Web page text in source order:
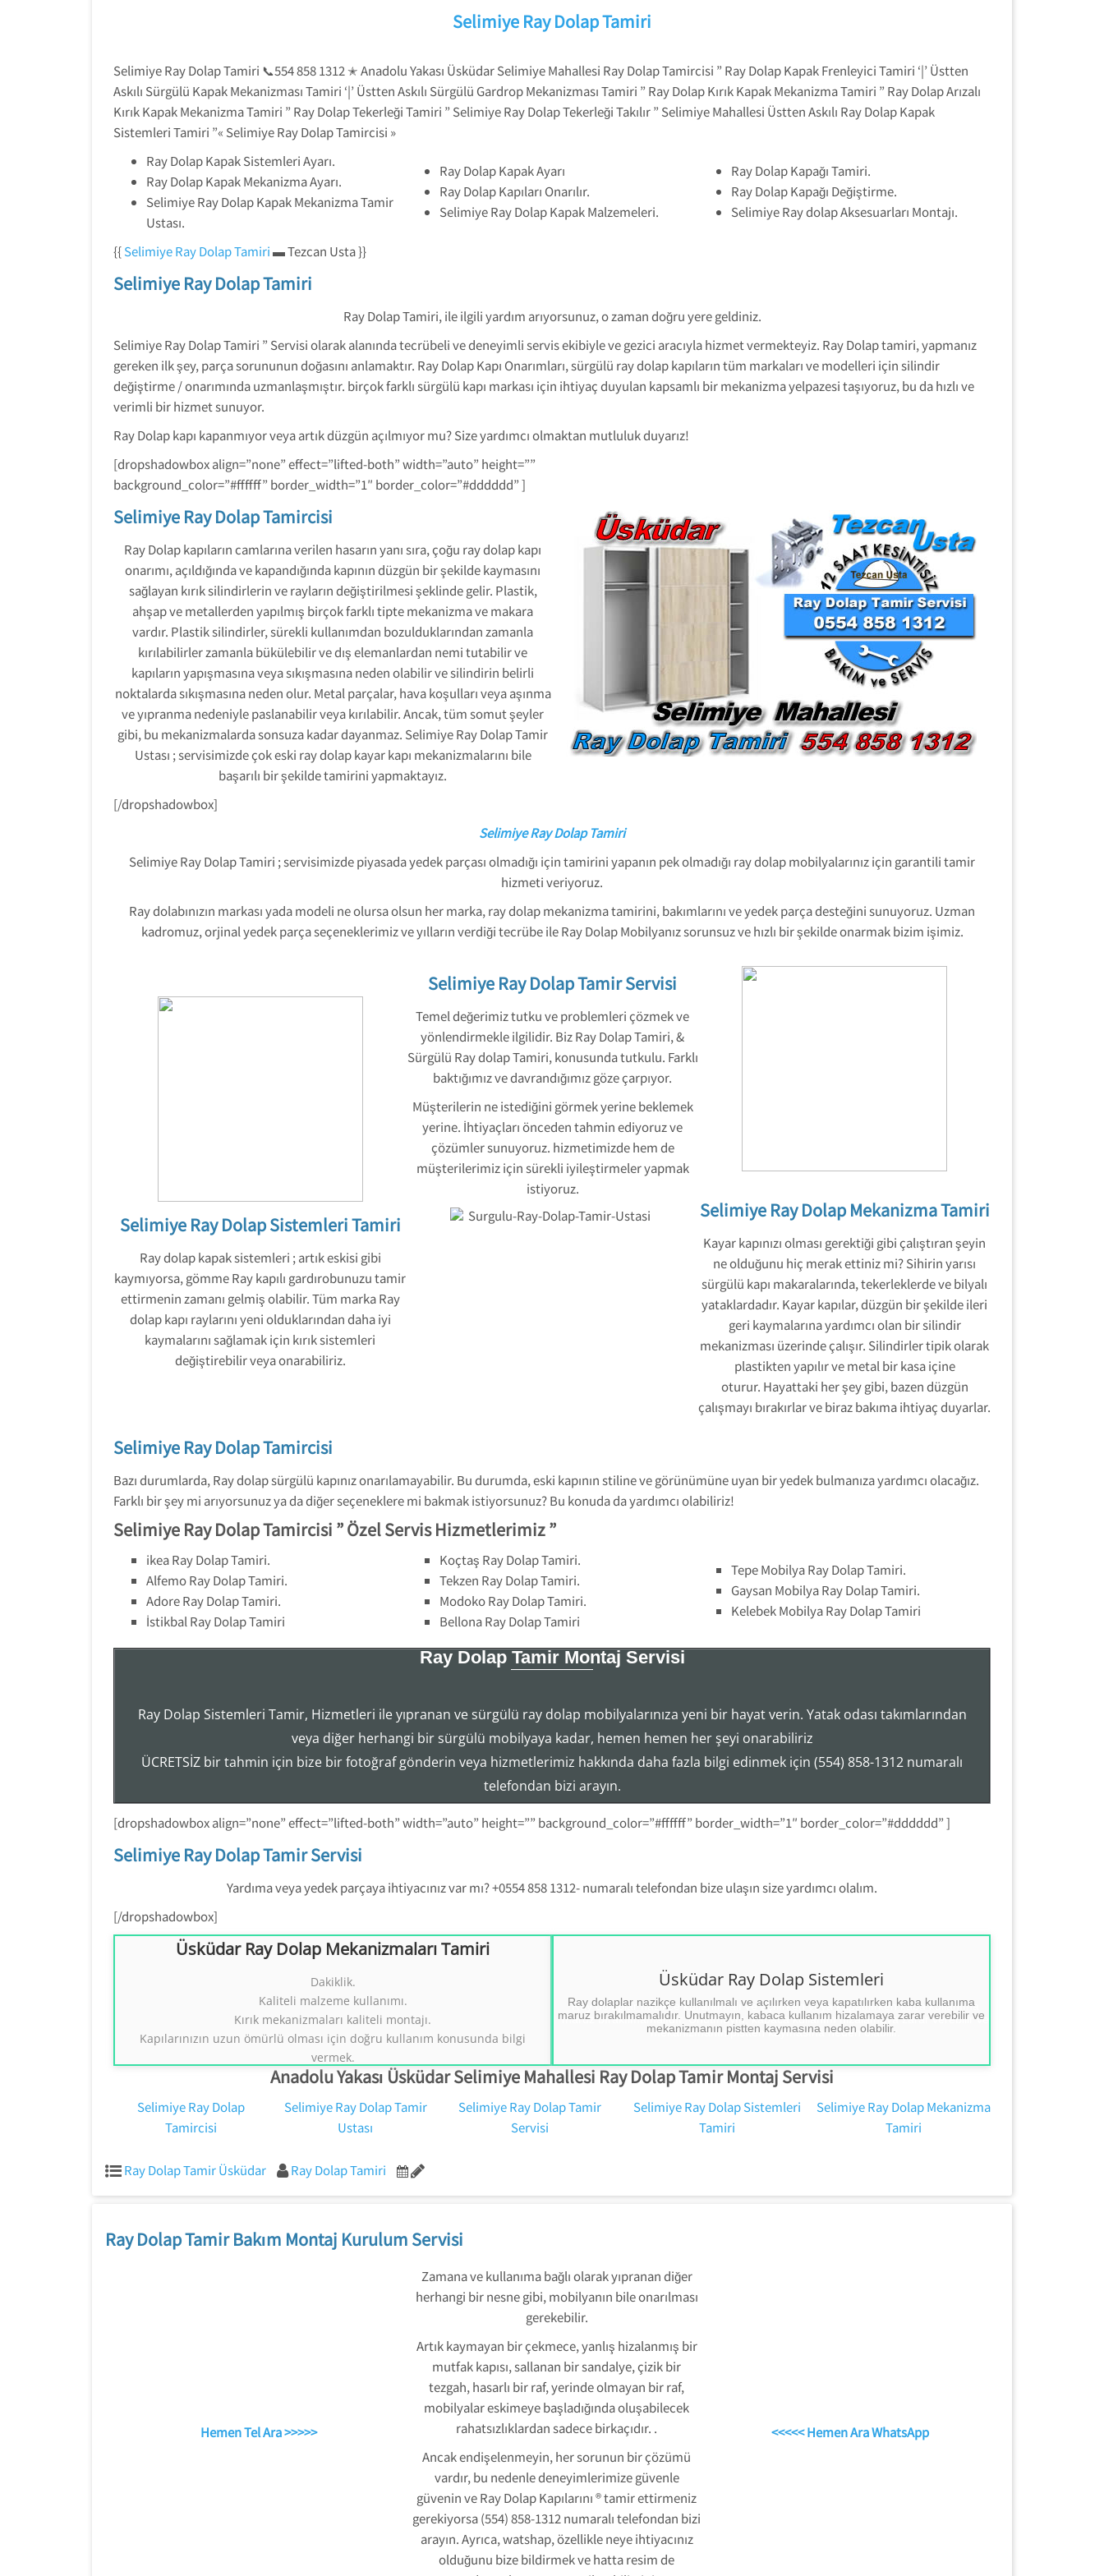
Selimiye Ray Dolap Tamiri
Selimiye Ray Dolap Tamiri 📞554 858 1312 ✭ Anadolu Yakası Üsküdar Selimiye Mahallesi Ray Dolap Tamircisi ” Ray Dolap Kapak Frenleyici Tamiri ‘|’ Üstten
Askılı Sürgülü Kapak Mekanizması Tamiri ‘|’ Üstten Askılı Sürgülü Gardrop Mekanizması Tamiri ” Ray Dolap Kırık Kapak Mekanizma Tamiri ” Ray Dolap Arızalı
Kırık Kapak Mekanizma Tamiri ” Ray Dolap Tekerleği Tamiri ” Selimiye Ray Dolap Tekerleği Takılır ” Selimiye Mahallesi Üstten Askılı Ray Dolap Kapak
Sistemleri Tamiri ”« Selimiye Ray Dolap Tamircisi »
Ray Dolap Kapak Sistemleri Ayarı.
Ray Dolap Kapak Mekanizma Ayarı.
Selimiye Ray Dolap Kapak Mekanizma Tamir
Ustası.
Ray Dolap Kapak Ayarı
Ray Dolap Kapıları Onarılır.
Selimiye Ray Dolap Kapak Malzemeleri.
Ray Dolap Kapağı Tamiri.
Ray Dolap Kapağı Değiştirme.
Selimiye Ray dolap Aksesuarları Montajı.
{{Selimiye Ray Dolap Tamiri▬ Tezcan Usta }}
Selimiye Ray Dolap Tamiri
Ray Dolap Tamiri, ile ilgili yardım arıyorsunuz, o zaman doğru yere geldiniz.
Selimiye Ray Dolap Tamiri ” Servisi olarak alanında tecrübeli ve deneyimli servis ekibiyle ve gezici aracıyla hizmet vermekteyiz. Ray Dolap tamiri, yapmanız
gereken ilk şey, parça sorununun doğasını anlamaktır. Ray Dolap Kapı Onarımları, sürgülü ray dolap kapıların tüm markaları ve modelleri için silindir
değiştirme / onarımında uzmanlaşmıştır. birçok farklı sürgülü kapı markası için ihtiyaç duyulan kapsamlı bir mekanizma yelpazesi taşıyoruz, bu da hızlı ve
verimli bir hizmet sunuyor.
Ray Dolap kapı kapanmıyor veya artık düzgün açılmıyor mu? Size yardımcı olmaktan mutluluk duyarız!
[dropshadowbox align=”none” effect=”lifted-both” width=”auto” height=””
background_color=”#ffffff” border_width=”1″ border_color=”#dddddd” ]
Selimiye Ray Dolap Tamircisi
Ray Dolap kapıların camlarına verilen hasarın yanı sıra, çoğu ray dolap kapı
onarımı, açıldığında ve kapandığında kapının düzgün bir şekilde kaymasını
sağlayan kırık silindirlerin ve rayların değiştirilmesi şeklinde gelir. Plastik,
ahşap ve metallerden yapılmış birçok farklı tipte mekanizma ve makara
vardır. Plastik silindirler, sürekli kullanımdan bozulduklarından zamanla
kırılabilirler zamanla bükülebilir ve dış elemanlardan nemi tutabilir ve
kapıların yapışmasına veya sıkışmasına neden olabilir ve silindirin belirli
noktalarda sıkışmasına neden olur. Metal parçalar, hava koşulları veya aşınma
ve yıpranma nedeniyle paslanabilir veya kırılabilir. Ancak, tüm somut şeyler
gibi, bu mekanizmalarda sonsuza kadar dayanmaz. Selimiye Ray Dolap Tamir
Ustası ; servisimizde çok eski ray dolap kayar kapı mekanizmalarını bile
başarılı bir şekilde tamirini yapmaktayız.
[/dropshadowbox]
Selimiye Ray Dolap Tamiri
Selimiye Ray Dolap Tamiri ; servisimizde piyasada yedek parçası olmadığı için tamirini yapanın pek olmadığı ray dolap mobilyalarınız için garantili tamir
hizmeti veriyoruz.
Ray dolabınızın markası yada modeli ne olursa olsun her marka, ray dolap mekanizma tamirini, bakımlarını ve yedek parça desteğini sunuyoruz. Uzman
kadromuz, orjinal yedek parça seçeneklerimiz ve yılların verdiği tecrübe ile Ray Dolap Mobilyanız sorunsuz ve hızlı bir şekilde onarmak bizim işimiz.
Selimiye Ray Dolap Sistemleri Tamiri
Ray dolap kapak sistemleri ; artık eskisi gibi
kaymıyorsa, gömme Ray kapılı gardırobunuzu tamir
ettirmenin zamanı gelmiş olabilir. Tüm marka Ray
dolap kapı raylarını yeni olduklarından daha iyi
kaymalarını sağlamak için kırık sistemleri
değiştirebilir veya onarabiliriz.
Selimiye Ray Dolap Tamir Servisi
Temel değerimiz tutku ve problemleri çözmek ve
yönlendirmekle ilgilidir. Biz Ray Dolap Tamiri, &
Sürgülü Ray dolap Tamiri, konusunda tutkulu. Farklı
baktığımız ve davrandığımız göze çarpıyor.
Müşterilerin ne istediğini görmek yerine beklemek
yerine. İhtiyaçları önceden tahmin ediyoruz ve
çözümler sunuyoruz. hizmetimizde hem de
müşterilerimiz için sürekli iyileştirmeler yapmak
istiyoruz.
Selimiye Ray Dolap Mekanizma Tamiri
Kayar kapınızı olması gerektiği gibi çalıştıran şeyin
ne olduğunu hiç merak ettiniz mi? Sihirin yarısı
sürgülü kapı makaralarında, tekerleklerde ve bilyalı
yataklardadır. Kayar kapılar, düzgün bir şekilde ileri
geri kaymalarına yardımcı olan bir silindir
mekanizması üzerinde çalışır. Silindirler tipik olarak
plastikten yapılır ve metal bir kasa içine
oturur. Hayattaki her şey gibi, bazen düzgün
çalışmayı bırakırlar ve biraz bakıma ihtiyaç duyarlar.
Selimiye Ray Dolap Tamircisi
Bazı durumlarda, Ray dolap sürgülü kapınız onarılamayabilir. Bu durumda, eski kapının stiline ve görünümüne uyan bir yedek bulmanıza yardımcı olacağız.
Farklı bir şey mi arıyorsunuz ya da diğer seçeneklere mi bakmak istiyorsunuz? Bu konuda da yardımcı olabiliriz!
Selimiye Ray Dolap Tamircisi ” Özel Servis Hizmetlerimiz ”
ikea Ray Dolap Tamiri.
Alfemo Ray Dolap Tamiri.
Adore Ray Dolap Tamiri.
İstikbal Ray Dolap Tamiri
Koçtaş Ray Dolap Tamiri.
Tekzen Ray Dolap Tamiri.
Modoko Ray Dolap Tamiri.
Bellona Ray Dolap Tamiri
Tepe Mobilya Ray Dolap Tamiri.
Gaysan Mobilya Ray Dolap Tamiri.
Kelebek Mobilya Ray Dolap Tamiri
Ray Dolap Tamir Montaj Servisi
Ray Dolap Sistemleri Tamir, Hizmetleri ile yıpranan ve sürgülü ray dolap mobilyalarınıza yeni bir hayat verin. Yatak odası takımlarından
veya diğer herhangi bir sürgülü mobilyaya kadar, hemen hemen her şeyi onarabiliriz
ÜCRETSİZ bir tahmin için bize bir fotoğraf gönderin veya hizmetlerimiz hakkında daha fazla bilgi edinmek için (554) 858-1312 numaralı
telefondan bizi arayın.
Ray Dolap Mekanizma Sistemleri Tamir Montaj Servisi
Tezcan Usta ((( 554 858 1312 )))
[dropshadowbox align=”none” effect=”lifted-both” width=”auto” height=”” background_color=”#ffffff” border_width=”1″ border_color=”#dddddd” ]
Selimiye Ray Dolap Tamir Servisi
Yardıma veya yedek parçaya ihtiyacınız var mı? +0554 858 1312- numaralı telefondan bize ulaşın size yardımcı olalım.
[/dropshadowbox]
Üsküdar Ray Dolap Mekanizmaları Tamiri
Dakiklik.
Kaliteli malzeme kullanımı.
Kırık mekanizmaları kaliteli montajı.
Kapılarınızın uzun ömürlü olması için doğru kullanım konusunda bilgi
vermek.
Ray Dolap Sistemleri Tamiri.
Tezcan Usta
0554 858 1312
Üsküdar Ray Dolap Sistemleri
Ray dolaplar nazikçe kullanılmalı ve açılırken veya kapatılırken kaba kullanıma
maruz bırakılmamalıdır. Unutmayın, kabaca kullanım hizalamaya zarar verebilir ve
mekanizmanın pistten kaymasına neden olabilir.
Ray Dolap Sistemleri Tamiri.
((( Tezcan Usta )))
Anadolu Yakası Üsküdar Selimiye Mahallesi Ray Dolap Tamir Montaj Servisi
Selimiye Ray Dolap
Tamircisi
Selimiye Ray Dolap Tamir
Ustası
Selimiye Ray Dolap Tamir
Servisi
Selimiye Ray Dolap Sistemleri
Tamiri
Selimiye Ray Dolap Mekanizma
Tamiri
Ray Dolap Tamir Üsküdar Ray Dolap Tamiri
Ray Dolap Tamir Bakım Montaj Kurulum Servisi
Hemen Tel Ara >>>>>
Zamana ve kullanıma bağlı olarak yıpranan diğer
herhangi bir nesne gibi, mobilyanın bile onarılması
gerekebilir.
Artık kaymayan bir çekmece, yanlış hizalanmış bir
mutfak kapısı, sallanan bir sandalye, çizik bir
tezgah, hasarlı bir raf, yerinde olmayan bir raf,
mobilyalar eskimeye başladığında oluşabilecek
rahatsızlıklardan sadece birkaçıdır. .
Ancak endişelenmeyin, her sorunun bir çözümü
vardır, bu nedenle deneyimlerimize güvenle
güvenin ve Ray Dolap Kapılarını ® tamir ettirmeniz
gerekiyorsa (554) 858-1312 numaralı telefondan bizi
arayın. Ayrıca, watshap, özellikle neye ihtiyacınız
olduğunu bize bildirmek ve hatta resim de
<<<<< Hemen Ara WhatsApp